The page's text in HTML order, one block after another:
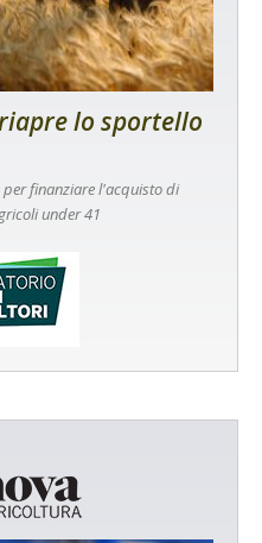
lo sportello
finanziare l'acquisto di
under 41